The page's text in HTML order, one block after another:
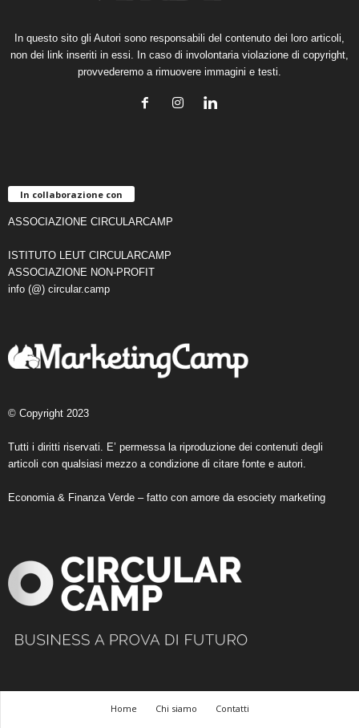
In questo sito gli Autori sono responsabili del contenuto dei loro articoli,
non dei link inseriti in essi. In caso di involontaria violazione di copyright,
provvederemo a rimuovere immagini e testi.
In collaborazione con
ASSOCIAZIONE CIRCULARCAMP
ISTITUTO LEUT CIRCULARCAMP
ASSOCIAZIONE NON-PROFIT
info (@) circular.camp
© Copyright 2023
Tutti i diritti riservati. E’ permessa la riproduzione dei contenuti degli
articoli con qualsiasi mezzo a condizione di citare fonte e autori.
Economia & Finanza Verde – fatto con amore da esociety marketing
Home Chi siamo
Contatti